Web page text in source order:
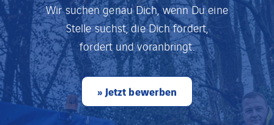
Wir suchen genau Dich, wenn Du eine
Stelle suchst, die Dich fördert,
fordert und voranbringt.
» Jetzt bewerben